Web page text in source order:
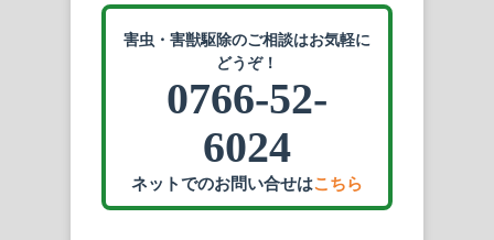
害虫・害獣駆除のご相談はお気軽に
どうぞ！
0766-52-
6024
ネットでのお問い合せはこちら